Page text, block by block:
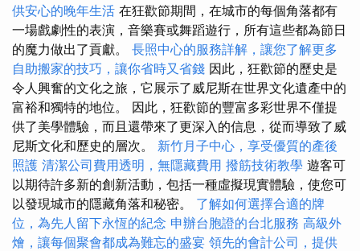
供安心的晚年生活 在狂歡節期間，在城市的每個角落都有
一場戲劇性的表演，音樂賽或舞蹈遊行，所有這些都為節日
的魔力做出了貢獻。 長照中心的服務詳解，讓您了解更多
自助搬家的技巧，讓你省時又省錢 因此，狂歡節的歷史是
令人興奮的文化之旅，它展示了威尼斯在世界文化遺產中的
富裕和獨特的地位。 因此，狂歡節的豐富多彩世界不僅提
供了美學體驗，而且還帶來了更深入的信息，從而導致了威
尼斯文化和歷史的層次。 新竹月子中心，享受優質的產後
照護 清潔公司費用透明，無隱藏費用 撥筋技術教學 遊客可
以期待許多新的創新活動，包括一種虛擬現實體驗，使您可
以發現城市的隱藏角落和秘密。 了解如何選擇合適的牌
位，為先人留下永恆的紀念 申辦台胞證的台北服務 高級外
燴，讓每個聚會都成為難忘的盛宴 領先的會計公司，提供